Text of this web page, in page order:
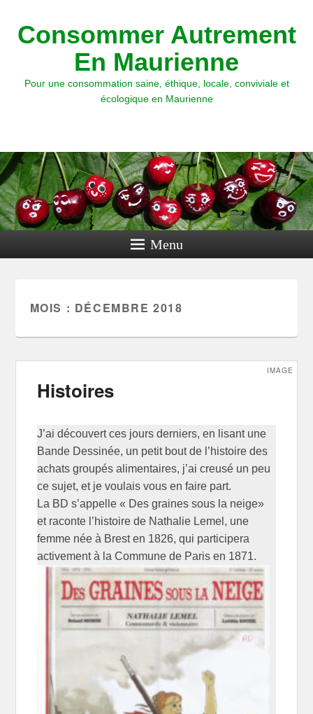
Consommer Autrement
En Maurienne
Pour une consommation saine, éthique, locale, conviviale et
écologique en Maurienne
Menu
MOIS : DÉCEMBRE 2018
Histoires
IMAGE
J’ai découvert ces jours derniers, en lisant une
Bande Dessinée, un petit bout de l’histoire des
achats groupés alimentaires, j’ai creusé un peu
ce sujet, et je voulais vous en faire part.
La BD s’appelle « Des graines sous la neige»
et raconte l’histoire de Nathalie Lemel, une
femme née à Brest en 1826, qui participera
activement à la Commune de Paris en 1871.